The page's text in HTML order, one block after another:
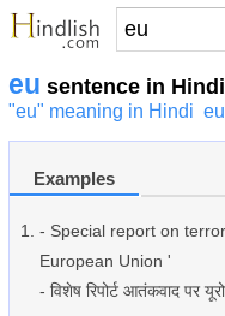
eu sentence in Hindi
"eu" meaning in Hindi
Examples
- Special report on
European Union '
- विशेष रिपोर्ट आतंकवाद पर